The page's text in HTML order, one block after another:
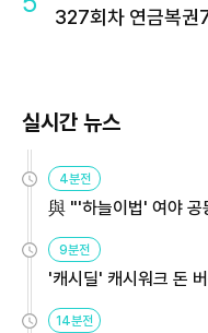
327회차 연금복권
실시간 뉴스
4분전
與 "'하늘이법' 여야 공
9분전
'캐시딜' 캐시워크 돈
14분전